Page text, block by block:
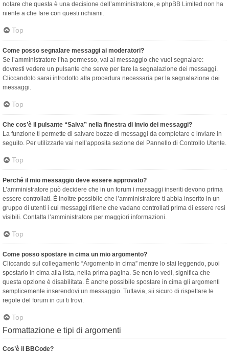
notare che questa è una decisione dell’amministratore, e phpBB Limited non ha
niente a che fare con questi richiami.
Top
Come posso segnalare messaggi ai moderatori?
Se l’amministratore l’ha permesso, vai al messaggio che vuoi segnalare:
dovresti vedere un pulsante che serve per fare la segnalazione dei messaggi.
Cliccandolo sarai introdotto alla procedura necessaria per la segnalazione dei
messaggi.
Top
Che cos’è il pulsante “Salva” nella finestra di invio dei messaggi?
La funzione ti permette di salvare bozze di messaggi da completare e inviare in
seguito. Per utilizzarle vai nell’apposita sezione del Pannello di Controllo Utente.
Top
Perché il mio messaggio deve essere approvato?
L’amministratore può decidere che in un forum i messaggi inseriti devono prima
essere controllati. È inoltre possibile che l’amministratore ti abbia inserito in un
gruppo di utenti i cui messaggi ritiene che vadano controllati prima di essere resi
visibili. Contatta l’amministratore per maggiori informazioni.
Top
Come posso spostare in cima un mio argomento?
Cliccando sul collegamento “Argomento in cima” mentre lo stai leggendo, puoi
spostarlo in cima alla lista, nella prima pagina. Se non lo vedi, significa che
questa opzione è disabilitata. È anche possibile spostare in cima gli argomenti
semplicemente inserendovi un messaggio. Tuttavia, sii sicuro di rispettare le
regole del forum in cui ti trovi.
Top
Formattazione e tipi di argomenti
Cos’è il BBCode?